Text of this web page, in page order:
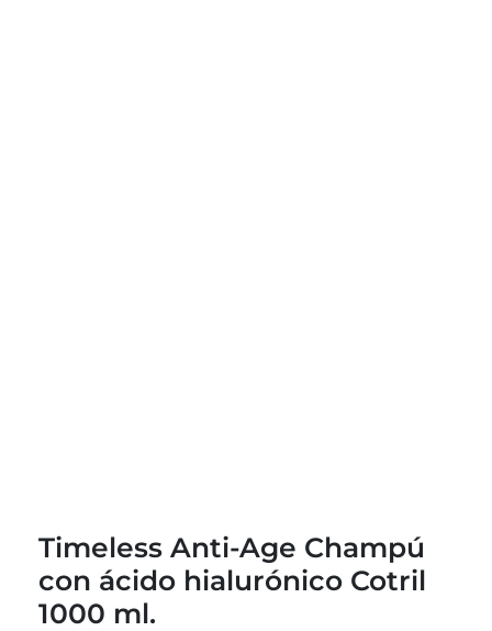
Timeless Anti-Age Champú
con ácido hialurónico Cotril
1000 ml.